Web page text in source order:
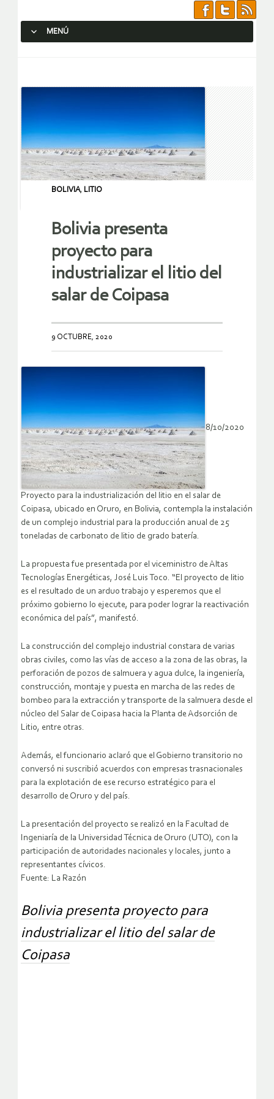
MENÚ
BOLIVIA, LITIO
Bolivia presenta
proyecto para
industrializar el litio del
salar de Coipasa
9 OCTUBRE, 2020
8/10/2020
Proyecto para la industrialización del litio en el salar de
Coipasa, ubicado en Oruro, en Bolivia, contempla la instalación
de un complejo industrial para la producción anual de 25
toneladas de carbonato de litio de grado batería.
La propuesta fue presentada por el viceministro de Altas
Tecnologías Energéticas, José Luis Toco. “El proyecto de litio
es el resultado de un arduo trabajo y esperemos que el
próximo gobierno lo ejecute, para poder lograr la reactivación
económica del país”, manifestó.
La construcción del complejo industrial constara de varias
obras civiles, como las vías de acceso a la zona de las obras, la
perforación de pozos de salmuera y agua dulce, la ingeniería,
construcción, montaje y puesta en marcha de las redes de
bombeo para la extracción y transporte de la salmuera desde el
núcleo del Salar de Coipasa hacia la Planta de Adsorción de
Litio, entre otras.
Además, el funcionario aclaró que el Gobierno transitorio no
conversó ni suscribió acuerdos con empresas trasnacionales
para la explotación de ese recurso estratégico para el
desarrollo de Oruro y del país.
La presentación del proyecto se realizó en la Facultad de
Ingeniaría de la Universidad Técnica de Oruro (UTO), con la
participación de autoridades nacionales y locales, junto a
representantes cívicos.
Fuente: La Razón
Bolivia presenta proyecto para
industrializar el litio del salar de
Coipasa